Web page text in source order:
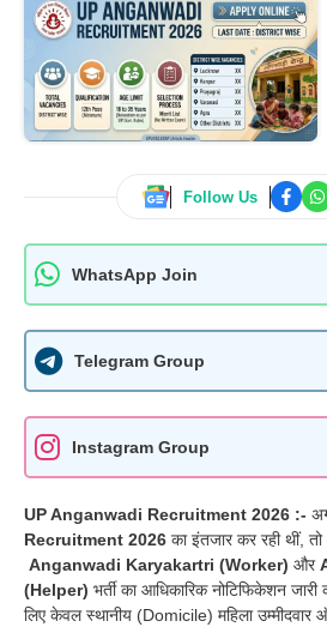
Follow Us
WhatsApp Join
Telegram Group
Instagram Group
UP Anganwadi Recruitment 2026 :-
Recruitment 2026 का इंतजार कर रही थीं,
Anganwadi Karyakartri (Worker) और
(Helper) भर्ती का आधिकारिक नोटिफिकेशन
लिए केवल स्थानीय (Domicile) महिला